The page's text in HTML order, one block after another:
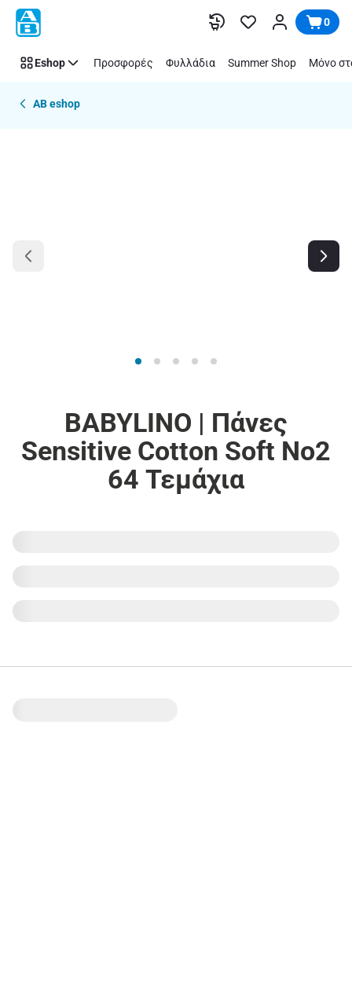
Παράλειψη 0
Eshop Προσφορές Φυλλάδια Summer Shop Μόνο
AB eshop
BABYLINO | Πάνες
Sensitive Cotton Soft No2
64 Τεμάχια